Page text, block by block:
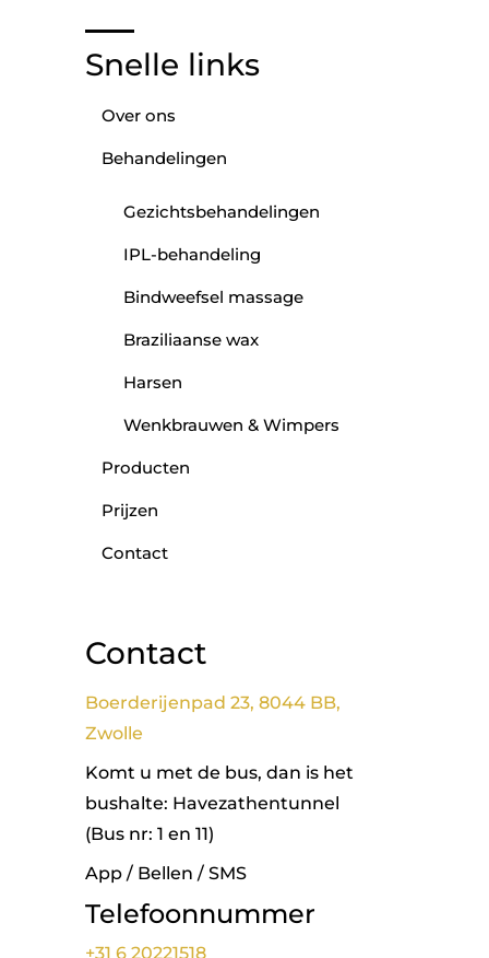
Snelle links
Over ons
Behandelingen
Gezichtsbehandelingen
IPL-behandeling
Bindweefsel massage
Braziliaanse wax
Harsen
Wenkbrauwen & Wimpers
Producten
Prijzen
Contact
Contact
Boerderijenpad 23, 8044 BB,
Zwolle
Komt u met de bus, dan is het
bushalte: Havezathentunnel
(Bus nr: 1 en 11)
App / Bellen / SMS
Telefoonnummer
+31 6 20221518